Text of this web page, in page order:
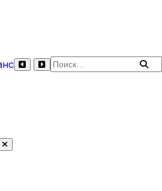
Поиск по сайту